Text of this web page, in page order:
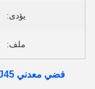
يؤدى:
ملف: